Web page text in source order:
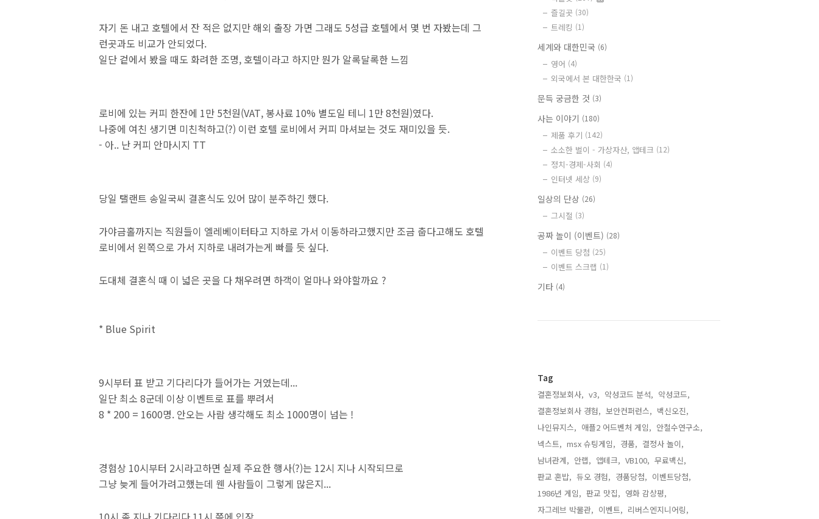
자기 돈 내고 호텔에서 잔 적은 없지만 해외 출장 가면 그래도 5성급 호텔에서 몇 번 자봤는데 그
런곳과도 비교가 안되었다.
일단 겉에서 봤을 때도 화려한 조명, 호텔이라고 하지만 뭔가 알록달록한 느낌
로비에 있는 커피 한잔에 1만 5천원(VAT, 봉사료 10% 별도일 테니 1만 8천원)였다.
나중에 여친 생기면 미친척하고(?) 이런 호텔 로비에서 커피 마셔보는 것도 재미있을 듯.
- 아.. 난 커피 안마시지 TT
당일 탤랜트 송일국씨 결혼식도 있어 많이 분주하긴 했다.
가야금홀까지는 직원들이 엘레베이터타고 지하로 가서 이동하라고했지만 조금 춥다고해도 호텔
로비에서 왼쪽으로 가서 지하로 내려가는게 빠를 듯 싶다.
도대체 결혼식 때 이 넓은 곳을 다 채우려면 하객이 얼마나 와야할까요 ?
* Blue Spirit
9시부터 표 받고 기다리다가 들어가는 거였는데...
일단 최소 8군데 이상 이벤트로 표를 뿌려서
8 * 200 = 1600명. 안오는 사람 생각해도 최소 1000명이 넘는 !
경험상 10시부터 2시라고하면 실제 주요한 행사(?)는 12시 지나 시작되므로
그냥 늦게 들어가려고했는데 웬 사람들이 그렇게 많은지...
즐길곳 (30)
트레킹 (1)
세계와 대한민국 (6)
영어 (4)
외국에서 본 대한한국 (1)
문득 궁금한 것 (3)
사는 이야기 (180)
제품 후기 (142)
소소한 벌이 - 가상자산, 앱테크 (12)
정치-경제-사회 (4)
인터넷 세상 (9)
일상의 단상 (26)
그시절 (3)
공짜 놀이 (이벤트) (28)
이벤트 당첨 (25)
이벤트 스크랩 (1)
기타 (4)
Tag
결혼정보회사, v3, 악성코드 분석, 악성코드,
결혼정보회사 경험, 보안컨퍼런스, 백신오진,
나인뮤지스, 애플2 어드벤처 게임, 안철수연구소,
넥스트, msx 슈팅게임, 경품, 결정사 놀이,
남녀관계, 안랩, 앱테크, VB100, 무료백신,
판교 혼밥, 듀오 경험, 경품당첨, 이벤트당첨,
1986년 게임, 판교 맛집, 영화 감상평,
자그레브 박물관, 이벤트, 리버스엔지니어링,